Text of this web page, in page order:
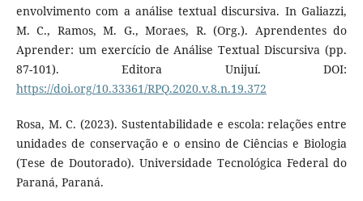
envolvimento com a análise textual discursiva. In Galiazzi,
M. C., Ramos, M. G., Moraes, R. (Org.). Aprendentes do
Aprender: um exercício de Análise Textual Discursiva (pp.
87-101). Editora Unijuí. DOI:
https://doi.org/10.33361/RPQ.2020.v.8.n.19.372
Rosa, M. C. (2023). Sustentabilidade e escola: relações entre
unidades de conservação e o ensino de Ciências e Biologia
(Tese de Doutorado). Universidade Tecnológica Federal do
Paraná, Paraná.